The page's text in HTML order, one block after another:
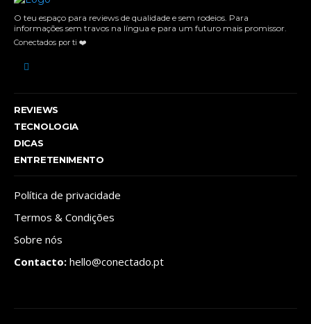
O teu espaço para reviews de qualidade e sem rodeios. Para
informações sem travos na língua e para um futuro mais promissor.
Conectados por ti ❤️
REVIEWS
TECNOLOGIA
DICAS
ENTRETENIMENTO
Política de privacidade
Termos & Condições
Sobre nós
Contacto: hello@conectado.pt